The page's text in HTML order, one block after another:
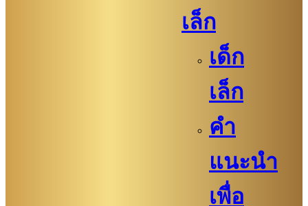
เล็ก
เด็ก
เล็ก
คำ
แนะนำ
เพื่อ